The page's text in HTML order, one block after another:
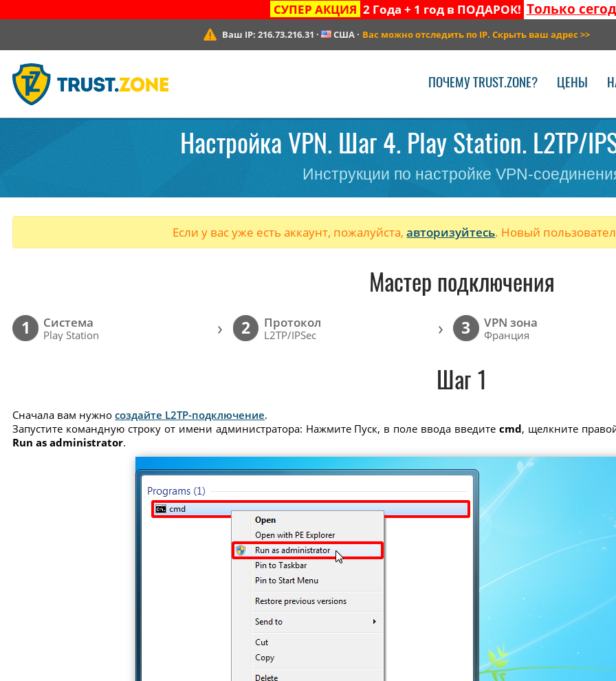
СУПЕР АКЦИЯ 2 Года + 1 год в ПОДАРОК! Только
Ваш IP: 216.73.216.31 · США · Вас можно отследить по IP. Скрыть ваш адрес >>
ПОЧЕМУ TRUST.ZONE? ЦЕНЫ
Настройка VPN. Шаг 4. Play Station. L2TP/
Инструкции по настройке VPN-
Если у вас уже есть аккаунт, пожалуйста,авторизуйтесь. Новый
Мастер подключения
1 Cистема
Play Station › 2 Протокол
L2TP/IPSec › 3 VPN зона
Франция
Шаг 1
Сначала вам нужносоздайте L2TP-подключение.
Запустите командную строку от имени администратора: Нажмите Пуск, в поле ввода введите cmd, щелкните
Run as administrator.